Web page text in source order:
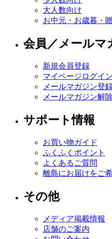
大人数向け
お中元・お歳暮・
会員／メールマ
新規会員登録
マイページログイン
メールマガジン登
メールマガジン解除
サポート情報
お買い物ガイド
ふくふくポイント
よくあるご質問
離島にお届けをご
その他
メディア掲載情報
店舗のご案内